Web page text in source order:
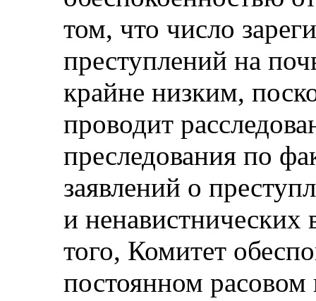
том, что число
преступлений на
крайне низким,
проводит
преследования по
заявлений о
и
того, Комитет
постоянном